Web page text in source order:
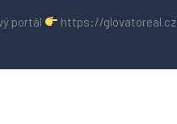
portál https://glovatoreal.cz